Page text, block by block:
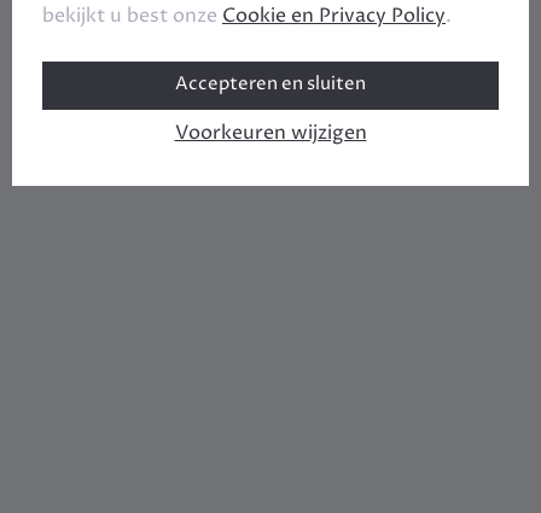
bekijkt u best onze Cookie en Privacy Policy.
Accepteren en sluiten
Voorkeuren wijzigen